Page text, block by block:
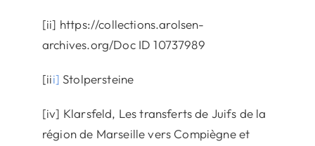
[ii] https://collections.arolsen-
archives.org/Doc ID 10737989
[iii] Stolpersteine
[iv] Klarsfeld, Les transferts de Juifs de la
région de Marseille vers Compiègne et